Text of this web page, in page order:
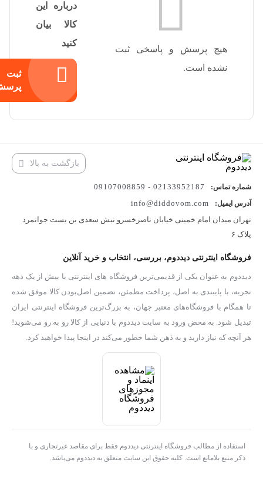
هیچ پرسش و پاسخی ثبت
نشده است.
درباره این
کالا بیان
کنید
ثبت
بازگشت به بالا
شماره تماس: 02133952187 - 09107008859
آدرس ایمیل:
info@diddovom.com
تهران میدان امام خمینی خیابان ناصرخسرو نبش سعدی بن بست جوانمرد
پلاک ۶
فروشگاه اینترنتی دیددوم، بررسی، انتخاب و خرید آنلاین
دیددوم به عنوان یکی از قدیمی‌ترین فروشگاه های اینترنتی با بیش از یک دهه
تجربه، با پایبندی به اصل، پرداخت مطمئن، تضمین اصل‌بودن کالا موفق شده
تا همگام با فروشگاه‌های معتبر جهان، به بزرگ‌ترین فروشگاه اینترنتی ایران
تبدیل شود. به محض ورود به سایت دیددوم با دنیایی از کالا رو به رو می‌شوید!
هر آنچه که نیاز دارید و به ذهن شما خطور می‌کند در اینجا پیدا خواهید کرد.
استفاده از مطالب فروشگاه اینترنتی دیددوم فقط برای مقاصد غیرتجاری و با
ذکر منبع بلامانع است. کلیه حقوق این سایت متعلق به دیددوم می‌باشد.